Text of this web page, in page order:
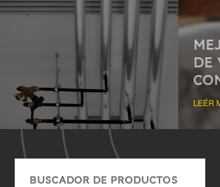
MEJORAR LA CALIDAD
DE VIDA MEDIANTE EL
CONTROL DEL SONIDO
LEÉR MAS
BUSCADOR DE PRODUCTOS